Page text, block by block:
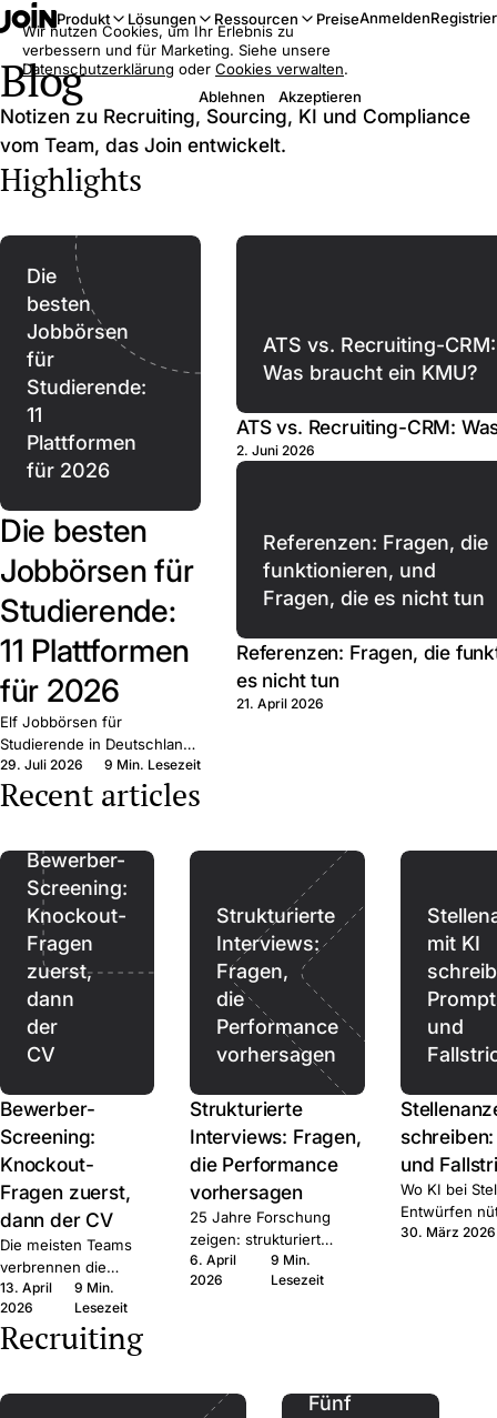
Produkt Lösungen Ressourcen PreiseAnmelden
Blog
Notizen zu Recruiting, Sourcing, KI und Compliance
vom Team, das Join entwickelt.
Highlights
Die
besten
Jobbörsen
für
Studierende:
11
Plattformen
für 2026
Die besten
Jobbörsen für
Studierende:
11 Plattformen
für 2026
Elf Jobbörsen für
Studierende in Deutschland,
plus
Hochschulausschreibungen.
Wofür jede gebaut ist, was
posten.
29. Juli 2026 9 Min. Lesezeit
ATS vs. Recruiting-CRM:
Was braucht ein KMU?
ATS vs. Recruiting-CRM:
2. Juni 2026
Referenzen: Fragen, die
funktionieren, und
Fragen, die es nicht tun
Referenzen: Fragen, die
es nicht tun
21. April 2026
Recent articles
Bewerber-
Screening:
Knockout-
Fragen
zuerst,
dann
der
CV
Bewerber-
Screening:
Knockout-
Fragen zuerst,
dann der CV
Die meisten Teams
verbrennen die
falsche
Aufmerksamkeit auf
den falschen CVs.
Erst auf harte Fakten
Zeit im qualifizierten
13. April
2026
9 Min.
Lesezeit
Strukturierte
Interviews:
Fragen,
die
Performance
vorhersagen
Strukturierte
Interviews: Fragen,
die Performance
vorhersagen
25 Jahre Forschung
zeigen: strukturiert
schlägt unstrukturiert
deutlich. Das Framework
6. April
2026
9 Min.
Lesezeit
mit KI
und
und
Wo KI bei
Entwürfen
schadet, und
30. März 2026
Recruiting
Fünf
Wir nutzen Cookies, um Ihr Erlebnis zu
verbessern und für Marketing. Siehe unsere
Datenschutzerklärung oder Cookies verwalten.
Ablehnen
Akzeptieren